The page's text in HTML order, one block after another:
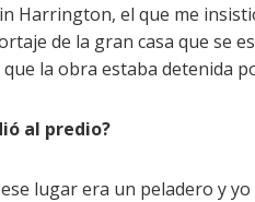
Harrington, el que me
de la gran casa que se
la obra estaba detenida
al predio?
lugar era un peladero y